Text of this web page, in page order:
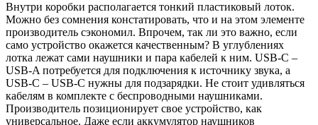
Внутри коробки располагается тонкий пластиковый лоток.
Можно без сомнения констатировать, что и на этом элементе
производитель сэкономил. Впрочем, так ли это важно, если
само устройство окажется качественным? В углублениях
лотка лежат сами наушники и пара кабелей к ним. USB-C –
USB-A потребуется для подключения к источнику звука, а
USB-C – USB-C нужны для подзарядки. Не стоит удивляться
кабелям в комплекте с беспроводными наушниками.
Производитель позиционирует свое устройство, как
универсальное. Даже если аккумулятор наушников